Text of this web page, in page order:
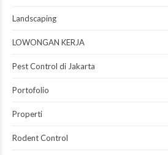
Landscaping
LOWONGAN KERJA
Pest Control di Jakarta
Portofolio
Properti
Rodent Control